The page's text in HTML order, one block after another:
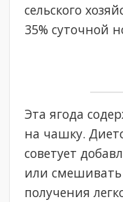
сельского
35% суточной
Эта ягода
на чашку.
советует
или
получения